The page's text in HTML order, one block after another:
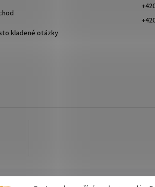
kladené otázky